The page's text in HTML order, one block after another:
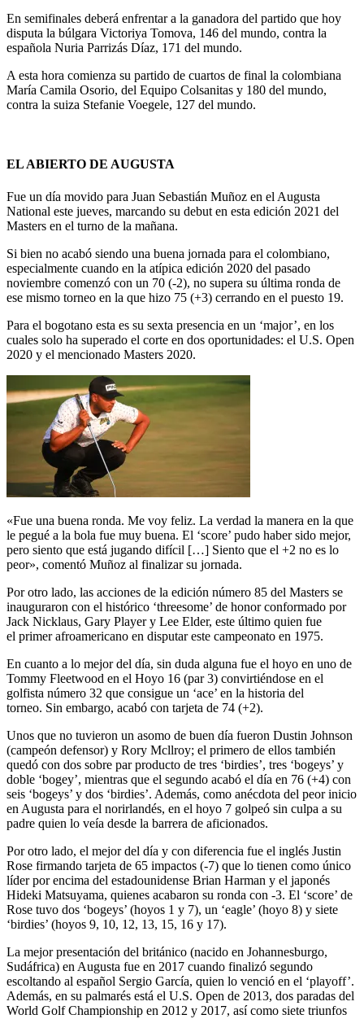
En semifinales deberá enfrentar a la ganadora del partido que hoy
disputa la búlgara Victoriya Tomova, 146 del mundo, contra la
española Nuria Parrizás Díaz, 171 del mundo.
A esta hora comienza su partido de cuartos de final la colombiana
María Camila Osorio, del Equipo Colsanitas y 180 del mundo,
contra la suiza Stefanie Voegele, 127 del mundo.
EL ABIERTO DE AUGUSTA
Fue un día movido para Juan Sebastián Muñoz en el Augusta
National este jueves, marcando su debut en esta edición 2021 del
Masters en el turno de la mañana.
Si bien no acabó siendo una buena jornada para el colombiano,
especialmente cuando en la atípica edición 2020 del pasado
noviembre comenzó con un 70 (-2), no supera su última ronda de
ese mismo torneo en la que hizo 75 (+3) cerrando en el puesto 19.
Para el bogotano esta es su sexta presencia en un ‘major’, en los
cuales solo ha superado el corte en dos oportunidades: el U.S. Open
2020 y el mencionado Masters 2020.
«Fue una buena ronda. Me voy feliz. La verdad la manera en la que
le pegué a la bola fue muy buena. El ‘score’ pudo haber sido mejor,
pero siento que está jugando difícil […] Siento que el +2 no es lo
peor», comentó Muñoz al finalizar su jornada.
Por otro lado, las acciones de la edición número 85 del Masters se
inauguraron con el histórico ‘threesome’ de honor conformado por
Jack Nicklaus, Gary Player y Lee Elder, este último quien fue
el primer afroamericano en disputar este campeonato en 1975.
En cuanto a lo mejor del día, sin duda alguna fue el hoyo en uno de
Tommy Fleetwood en el Hoyo 16 (par 3) convirtiéndose en el
golfista número 32 que consigue un ‘ace’ en la historia del
torneo. Sin embargo, acabó con tarjeta de 74 (+2).
Unos que no tuvieron un asomo de buen día fueron Dustin Johnson
(campeón defensor) y Rory Mcllroy; el primero de ellos también
quedó con dos sobre par producto de tres ‘birdies’, tres ‘bogeys’ y
doble ‘bogey’, mientras que el segundo acabó el día en 76 (+4) con
seis ‘bogeys’ y dos ‘birdies’. Además, como anécdota del peor inicio
en Augusta para el norirlandés, en el hoyo 7 golpeó sin culpa a su
padre quien lo veía desde la barrera de aficionados.
Por otro lado, el mejor del día y con diferencia fue el inglés Justin
Rose firmando tarjeta de 65 impactos (-7) que lo tienen como único
líder por encima del estadounidense Brian Harman y el japonés
Hideki Matsuyama, quienes acabaron su ronda con -3. El ‘score’ de
Rose tuvo dos ‘bogeys’ (hoyos 1 y 7), un ‘eagle’ (hoyo 8) y siete
‘birdies’ (hoyos 9, 10, 12, 13, 15, 16 y 17).
La mejor presentación del británico (nacido en Johannesburgo,
Sudáfrica) en Augusta fue en 2017 cuando finalizó segundo
escoltando al español Sergio García, quien lo venció en el ‘playoff’.
Además, en su palmarés está el U.S. Open de 2013, dos paradas del
World Golf Championship en 2012 y 2017, así como siete triunfos